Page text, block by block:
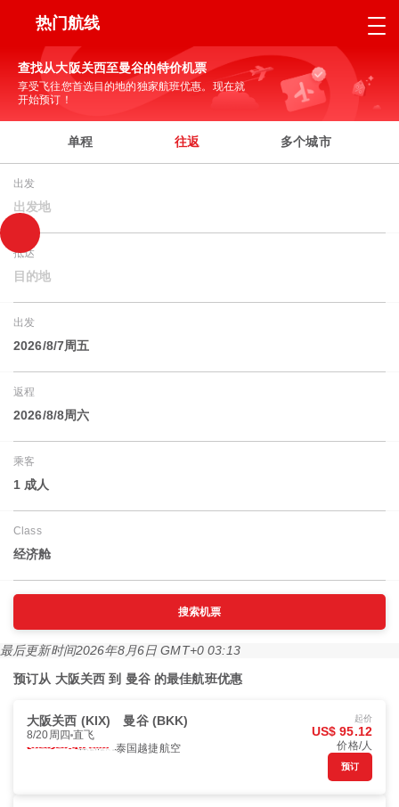
热门航线
查找从大阪关西至曼谷的特价机票
享受飞往您首选目的地的独家航班优惠。现在就
开始预订！
单程 往返 多个城市
出发
出发地
抵达
目的地
出发
2026/8/7周五
返程
2026/8/8周六
乘客
1 成人
Class
经济舱
搜索机票
最后更新时间2026年8月6日 GMT+0 03:13
预订从 大阪关西 到 曼谷 的最佳航班优惠
大阪关西 (KIX) 曼谷 (BKK)
8/20周四 直飞
泰国越捷航空
起价
US$ 95.12
价格/人
预订